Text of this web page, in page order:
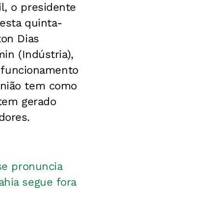
o presidente
quinta-
Dias
(Indústria),
tem como
gerado
pronuncia
segue fora